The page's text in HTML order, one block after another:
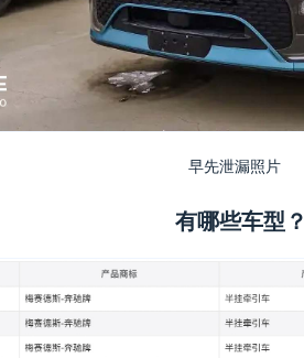
早先泄漏照片
有哪些车型？